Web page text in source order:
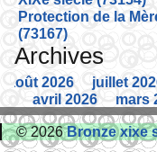
Protection de la
(73167)
Archives
août 2026 juillet
avril 2026
mars
2026
décembre
octobre 2025
© 2026Bronze xixe